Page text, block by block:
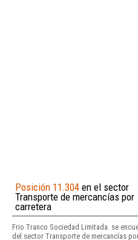
Posición 11.304 en el sector
Transporte de mercancías por
carretera
Frio Tranco Sociedad Limitada. se
del sector Transporte de mercancías